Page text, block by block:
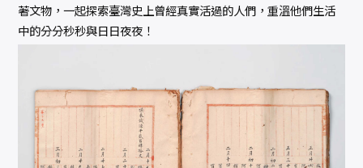
著文物，一起探索臺灣史上曾經真實活過的人們，重溫他們生活
中的分分秒秒與日日夜夜！